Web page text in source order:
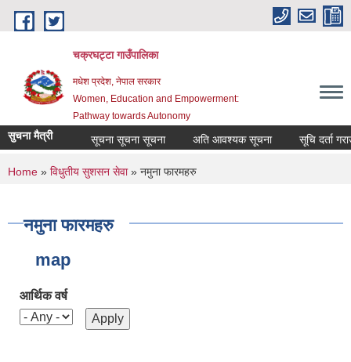
Skip to main content
चक्रघट्टा गाउँपालिका
मधेश प्रदेश, नेपाल सरकार
Women, Education and Empowerment:
Pathway towards Autonomy
सुचना मैत्री सूचना सूचना सूचना अति आवश्यक सूचना सूचि दर्ता
You are here
Home » विधुतीय सुशसन सेवा» नमुना फारमहरु
नमुना फारमहरु
map
आर्थिक वर्ष